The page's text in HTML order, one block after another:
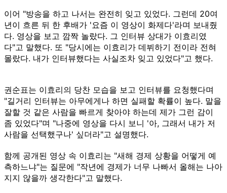
이어 "방송을 하고 나서는 완전히 잊고 있었다. 그런데 20여
년이 흐른 뒤 한 후배가 '요즘 이 영상이 화제다'라며 보내줬
다. 영상을 보고 깜짝 놀랐다. 그 인터뷰 상대가 이효리였
다"고 말했다. 또 "당시에는 이효리가 데뷔하기 전이라 전혀
몰랐다. 내가 인터뷰했다는 사실조차 잊고 있었다"고 했다.
권순표는 이효리의 당찬 모습을 보고 인터뷰를 요청했다며
"길거리 인터뷰는 아무에게나 하면 실패할 확률이 높다. 말을
잘할 것 같은 사람을 빠르게 찾아야 하는데 제가 그런 감이
좀 있었다"며 "나중에 영상을 다시 보니 '아, 그래서 내가 저
사람을 선택했구나' 싶더라"고 설명했다.
함께 공개된 영상 속 이효리는 "새해 경제 상황을 어떻게 예
측하느냐"는 질문에 "작년에 경제가 너무 나빠서 올해는 나아
지지 않을까 생각한다"고 말했다.